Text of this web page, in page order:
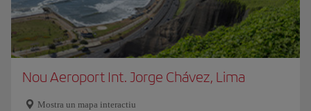
Nou Aeroport Int. Jorge Chávez, Lima
Mostra un mapa interactiu